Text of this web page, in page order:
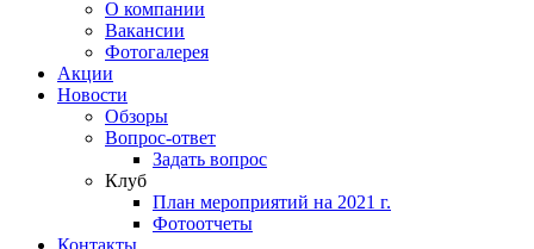
О компании
Вакансии
Фотогалерея
Акции
Новости
Обзоры
Вопрос-ответ
Задать вопрос
Клуб
План мероприятий на 2021 г.
Фотоотчеты
Контакты